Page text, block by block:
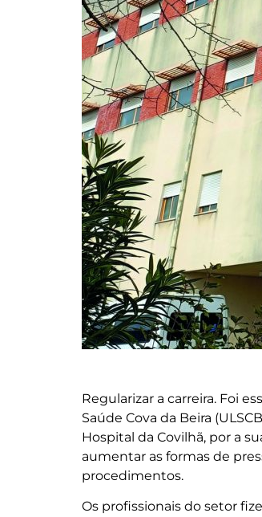
Regularizar a carreira. Foi
Saúde Cova da Beira
Hospital da Covilhã, por a
aumentar as formas de
procedimentos.
Os profissionais do setor